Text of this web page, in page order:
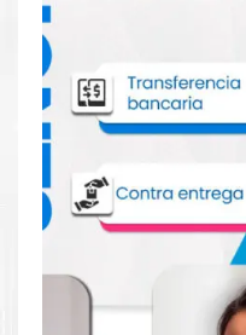
Aprovecha nuestra
productos. Tenemos
visítanos hoy para
impresora
Xerox, como el
para impresoras C8000
Dónde comprar
C8000 en Lima o
Tienda autorizada por
abastecerte de
Toner